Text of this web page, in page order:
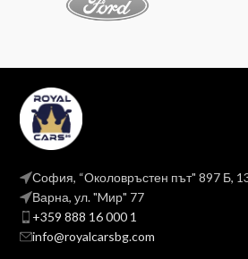
София, “Околовръстен път" 897 Б,
Варна, ул. "Mир" 77
+359 888 16 000 1
info@royalcarsbg.com